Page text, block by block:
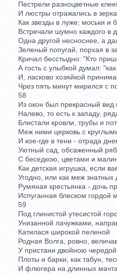
Пестрели разноцветные
И люстры отражались в
Как звезды в луже; моськи и
Встречали шумно каждого в
Одна другой несноснее, а
Зеленый попугай, порхая в
Кричал бесстыдно: "Кто
А гость с улыбкой думал: "как
И, ласково хозяйкой
Чрез пять минут мирился с
58
Из окон был прекрасный вид
Налево, то есть к западу,
Блистали кровли, трубы и
Меж ними церковь с
И кое-где в тени - отрада
Уютный сад, обсаженный
С беседкою, цветами и
Как детская игрушка, если
Угодно, или как меж знатных
Румяная крестьянка - дочь
Испуганная блеском гордой
59
Под глинистой утесистой
Унизанной лачужками,
Катилася широкой пеленой
Родная Волга, ровно,
У пристани двойною чередой
Плоты и барки, как табун,
И флюгера на длинных